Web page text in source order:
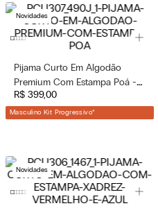
Novidades
Pijama Curto Em Algodão
Premium Com Estampa Poá -
Azul
R$ 399,00
Masculino Kit Progressivo*
Novidades